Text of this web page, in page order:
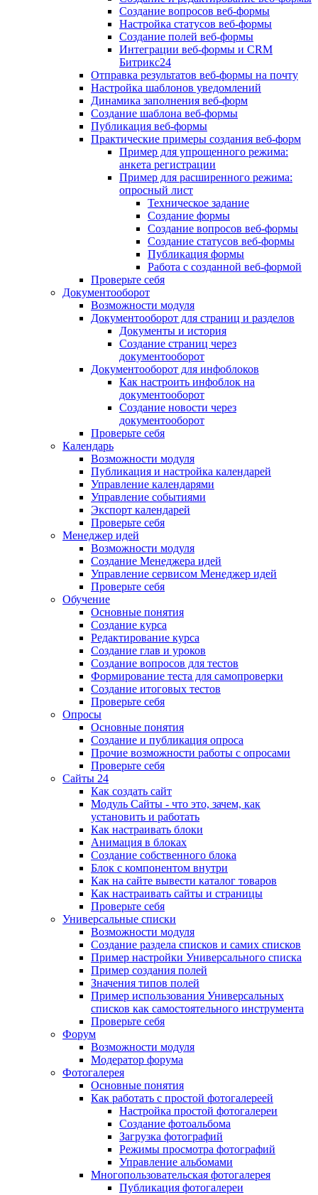
Создание вопросов веб-формы
Настройка статусов веб-формы
Создание полей веб-формы
Интеграции веб-формы и CRM
Битрикс24
Отправка результатов веб-формы на почту
Настройка шаблонов уведомлений
Динамика заполнения веб-форм
Создание шаблона веб-формы
Публикация веб-формы
Практические примеры создания веб-форм
Пример для упрощенного режима:
анкета регистрации
Пример для расширенного режима:
опросный лист
Техническое задание
Создание формы
Создание вопросов веб-формы
Создание статусов веб-формы
Публикация формы
Работа с созданной веб-формой
Проверьте себя
Документооборот
Возможности модуля
Документооборот для страниц и разделов
Документы и история
Создание страниц через
документооборот
Документооборот для инфоблоков
Как настроить инфоблок на
документооборот
Создание новости через
документооборот
Проверьте себя
Календарь
Возможности модуля
Публикация и настройка календарей
Управление календарями
Управление событиями
Экспорт календарей
Проверьте себя
Менеджер идей
Возможности модуля
Создание Менеджера идей
Управление сервисом Менеджер идей
Проверьте себя
Обучение
Основные понятия
Создание курса
Редактирование курса
Создание глав и уроков
Создание вопросов для тестов
Формирование теста для самопроверки
Создание итоговых тестов
Проверьте себя
Опросы
Основные понятия
Создание и публикация опроса
Прочие возможности работы с опросами
Проверьте себя
Сайты 24
Как создать сайт
Модуль Сайты - что это, зачем, как
установить и работать
Как настраивать блоки
Анимация в блоках
Создание собственного блока
Блок с компонентом внутри
Как на сайте вывести каталог товаров
Как настраивать сайты и страницы
Проверьте себя
Универсальные списки
Возможности модуля
Создание раздела списков и самих списков
Пример настройки Универсального списка
Пример создания полей
Значения типов полей
Пример использования Универсальных
списков как самостоятельного инструмента
Проверьте себя
Форум
Возможности модуля
Модератор форума
Фотогалерея
Основные понятия
Как работать с простой фотогалереей
Настройка простой фотогалереи
Создание фотоальбома
Загрузка фотографий
Режимы просмотра фотографий
Управление альбомами
Многопользовательская фотогалерея
Публикация фотогалереи